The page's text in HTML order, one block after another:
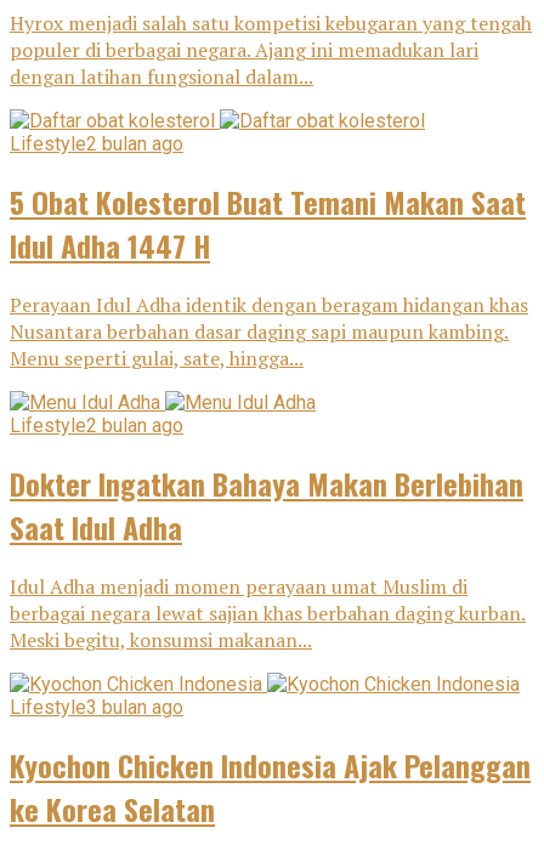
Hyrox menjadi salah satu kompetisi kebugaran yang tengah
populer di berbagai negara. Ajang ini memadukan lari
dengan latihan fungsional dalam...
Lifestyle2 bulan ago
5 Obat Kolesterol Buat Temani Makan Saat
Idul Adha 1447 H
Perayaan Idul Adha identik dengan beragam hidangan khas
Nusantara berbahan dasar daging sapi maupun kambing.
Menu seperti gulai, sate, hingga...
Lifestyle2 bulan ago
Dokter Ingatkan Bahaya Makan Berlebihan
Saat Idul Adha
Idul Adha menjadi momen perayaan umat Muslim di
berbagai negara lewat sajian khas berbahan daging kurban.
Meski begitu, konsumsi makanan...
Lifestyle3 bulan ago
Kyochon Chicken Indonesia Ajak Pelanggan
ke Korea Selatan